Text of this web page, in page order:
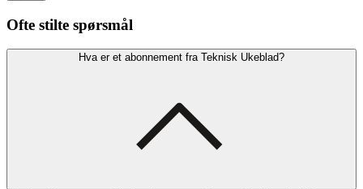
Ofte stilte spørsmål
Hva er et abonnement fra Teknisk Ukeblad?